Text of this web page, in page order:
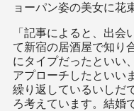
ョーパン姿の美女に花
「記事によると、出会
て新宿の居酒屋で知り
にタイプだったといい
アプローチしたといい
繰り返しているいしだ
ろ考えています。結婚